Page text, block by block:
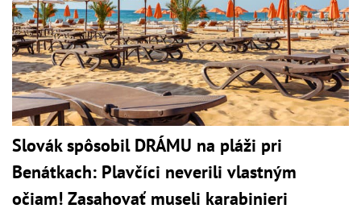
Slovák spôsobil DRÁMU na pláži pri
Benátkach: Plavčíci neverili vlastným
očiam! Zasahovať museli karabinieri